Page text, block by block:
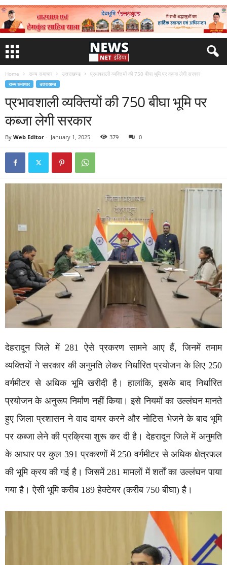
Home राज्य समाचार उत्तराखण्ड प्रभावशाली व्यक्तियों की 750 बीघा भूमि पर कब्जा लेगी सरकार
राज्य समाचार उत्तराखण्ड
प्रभावशाली व्यक्तियों की 750 बीघा भूमि पर
कब्जा लेगी सरकार
By Web Editor - January 1, 2025 379 0
देहरादून जिले में 281 ऐसे प्रकरण सामने आए हैं, जिनमें तमाम
व्यक्तियों ने सरकार की अनुमति लेकर निर्धारित प्रयोजन के लिए 250
वर्गमीटर से अधिक भूमि खरीदी है। हालांकि, इसके बाद निर्धारित
प्रयोजन के अनुरूप निर्माण नहीं किया। इसे नियमों का उल्लंघन मानते
हुए जिला प्रशासन ने वाद दायर करने और नोटिस भेजने के बाद भूमि
पर कब्जा लेने की प्रक्रिया शुरू कर दी है। देहरादून जिले में अनुमति
के आधार पर कुल 391 प्रकरणों में 250 वर्गमीटर से अधिक क्षेत्रफल
की भूमि क्रय की गई है। जिसमें 281 मामलों में शर्तों का उल्लंघन पाया
गया है। ऐसी भूमि करीब 189 हेक्टेयर (करीब 750 बीघा) है।